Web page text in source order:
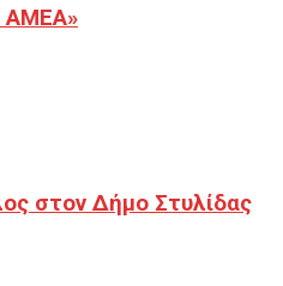
ΑΜΕΑ»
στον Δήμο Στυλίδας